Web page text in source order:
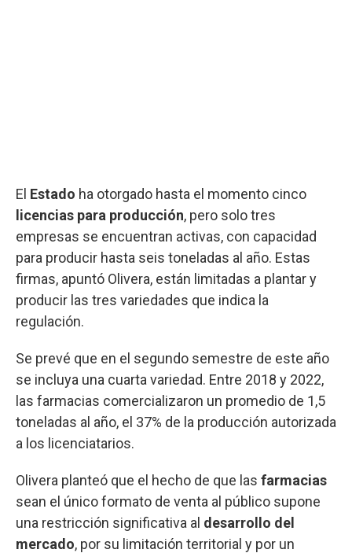
El Estado ha otorgado hasta el momento cinco
licencias para producción, pero solo tres
empresas se encuentran activas, con capacidad
para producir hasta seis toneladas al año. Estas
firmas, apuntó Olivera, están limitadas a plantar y
producir las tres variedades que indica la
regulación.
Se prevé que en el segundo semestre de este año
se incluya una cuarta variedad. Entre 2018 y 2022,
las farmacias comercializaron un promedio de 1,5
toneladas al año, el 37% de la producción autorizada
a los licenciatarios.
Olivera planteó que el hecho de que las farmacias
sean el único formato de venta al público supone
una restricción significativa al desarrollo del
mercado, por su limitación territorial y por un